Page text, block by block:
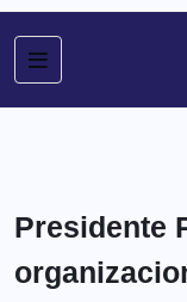
Presidente